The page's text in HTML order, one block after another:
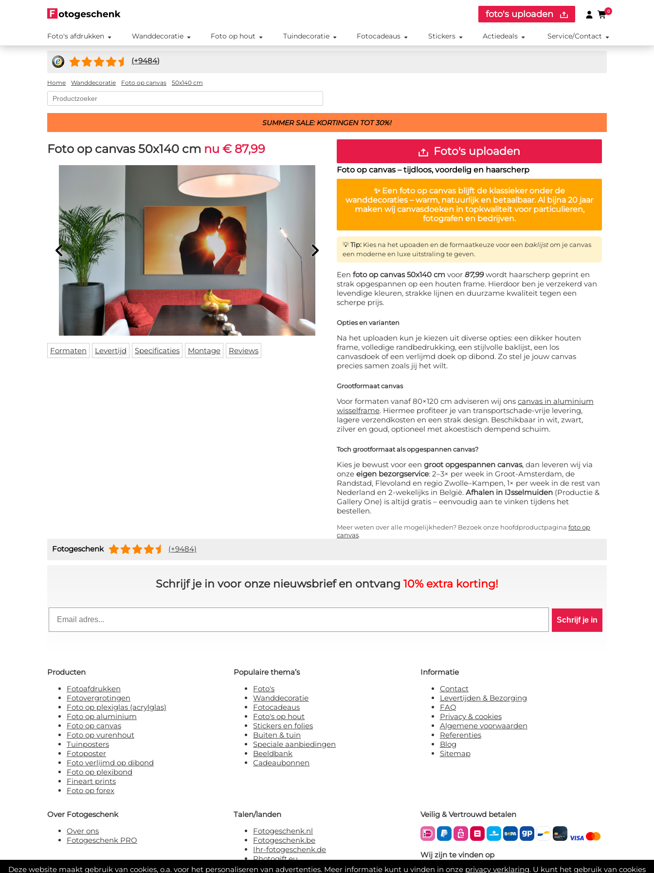
Deze website maakt gebruik van cookies, o.a. voor het personaliseren van advertenties. Meer informatie kunt u vinden in onze privacy verklaring. U kunt het gebruik van cookies
foto's uploaden 0
Foto's afdrukken Wanddecoratie Foto op hout Tuindecoratie Fotocadeaus Stickers Actiedeals Service/Contact
(+9484)
Home Wanddecoratie Foto op canvas 50x140 cm
SUMMER SALE: KORTINGEN TOT 30%!
Foto op canvas 50x140 cm nu € 87,99
Formaten Levertijd Specificaties Montage Reviews
Foto's uploaden
Foto op canvas – tijdloos, voordelig en haarscherp
✨ Een foto op canvas blijft de klassieker onder de
wanddecoraties – warm, natuurlijk en betaalbaar. Al bijna 20 jaar
maken wij canvasdoeken in topkwaliteit voor particulieren,
fotografen en bedrijven.
💡Tip: Kies na het upoaden en de formaatkeuze voor een baklijstom je canvas
een moderne en luxe uitstraling te geven.
Een foto op canvas 50x140 cm voor 87,99wordt haarscherp geprint en
strak opgespannen op een houten frame. Hierdoor ben je verzekerd van
levendige kleuren, strakke lijnen en duurzame kwaliteit tegen een
scherpe prijs.
Opties en varianten
Na het uploaden kun je kiezen uit diverse opties: een dikker houten
frame, volledige randbedrukking, een stijlvolle baklijst, een los
canvasdoek of een verlijmd doek op dibond. Zo stel je jouw canvas
precies samen zoals jij het wilt.
Grootformaat canvas
Voor formaten vanaf 80×120 cm adviseren wij ons canvas in aluminium
wisselframe. Hiermee profiteer je van transportschade-vrije levering,
lagere verzendkosten en een strak design. Beschikbaar in wit, zwart,
zilver en goud, optioneel met akoestisch dempend schuim.
Toch grootformaat als opgespannen canvas?
Kies je bewust voor een groot opgespannen canvas, dan leveren wij via
onze eigen bezorgservice: 2–3× per week in Groot-Amsterdam, de
Randstad, Flevoland en regio Zwolle–Kampen, 1× per week in de rest van
Nederland en 2-wekelijks in België. Afhalen in IJsselmuiden (Productie &
Gallery One) is altijd gratis – eenvoudig aan te vinken tijdens het
bestellen.
Meer weten over alle mogelijkheden? Bezoek onze hoofdproductpagina foto op
canvas.
Fotogeschenk (+9484)
Schrijf je in voor onze nieuwsbrief en ontvang 10% extra korting!
Schrijf je in
Producten
Fotoafdrukken
Fotovergrotingen
Foto op plexiglas (acrylglas)
Foto op aluminium
Foto op canvas
Foto op vurenhout
Tuinposters
Fotoposter
Foto verlijmd op dibond
Foto op plexibond
Fineart prints
Foto op forex
Populaire thema’s
Foto's
Wanddecoratie
Fotocadeaus
Foto's op hout
Stickers en folies
Buiten & tuin
Speciale aanbiedingen
Beeldbank
Cadeaubonnen
Informatie
Contact
Levertijden & Bezorging
FAQ
Privacy & cookies
Algemene voorwaarden
Referenties
Blog
Sitemap
Over Fotogeschenk
Over ons
Fotogeschenk PRO
Talen/landen
Fotogeschenk.nl
Fotogeschenk.be
Ihr-fotogeschenk.de
Photogift.eu
Veilig & Vertrouwd betalen
Wij zijn te vinden op